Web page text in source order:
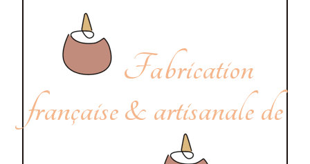
Fabrication
française & artisanale de